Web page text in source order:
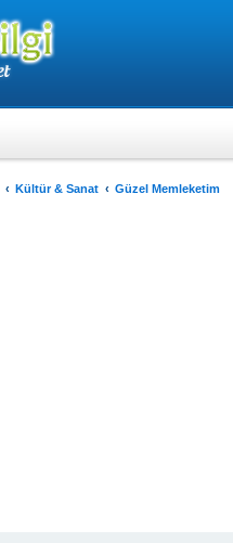
Kültür & Sanat Güzel Memleketim